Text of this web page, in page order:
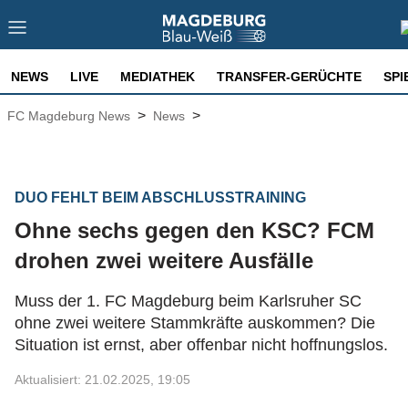
NEWS LIVE MEDIATHEK TRANSFER-GERÜCHTE
FC Magdeburg News > News >
DUO FEHLT BEIM ABSCHLUSSTRAINING
Ohne sechs gegen den KSC? FCM
drohen zwei weitere Ausfälle
Muss der 1. FC Magdeburg beim Karlsruher SC
ohne zwei weitere Stammkräfte auskommen? Die
Situation ist ernst, aber offenbar nicht hoffnungslos.
Aktualisiert: 21.02.2025, 19:05